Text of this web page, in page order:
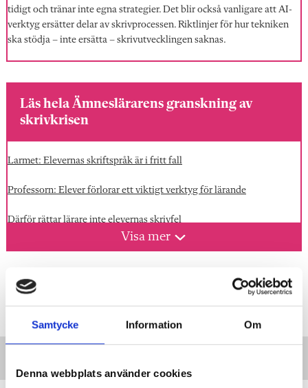
Samtycke Information Om
Denna webbplats använder cookies
tidigt och tränar inte egna strategier. Det blir också vanligare att AI-
verktyg ersätter delar av skrivprocessen. Riktlinjer för hur tekniken
ska stödja – inte ersätta – skrivutvecklingen saknas.
Läs hela Ämneslärarens granskning av
skrivkrisen
Larmet: Elevernas skriftspråk är i fritt fall
Professorn: Elever förlorar ett viktigt verktyg för lärande
Därför rättar lärare inte elevernas skrivfel
Lärarna vittnar: Så djup är skrivkrisen
SPSM:s råd: Visa eleverna hur de kan tala fram text
Skolverkets låga skrivkrav leder lärarna fel
Jarnlo: Många elever lär sig aldrig basala skrivregler
Visa mer
Taggar: Granskning